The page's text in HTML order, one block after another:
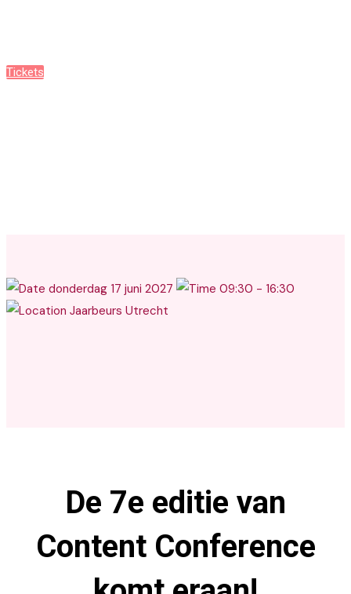
Tickets
donderdag 17 juni 2027
09:30 - 16:30
Jaarbeurs Utrecht
De 7e editie van
Content Conference